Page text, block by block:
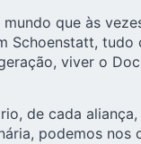
mundo que às
Schoenstatt,
viver o
de cada
podemos